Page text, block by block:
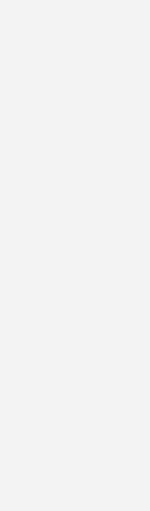
BF und der GMI
im Wohnbau
2013 in
Mehrscheiben-
GLASWELT war vor Ort
zu aktuellen
daraus für ISO-Hersteller